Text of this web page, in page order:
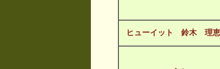
ヒューイット 鈴木 理